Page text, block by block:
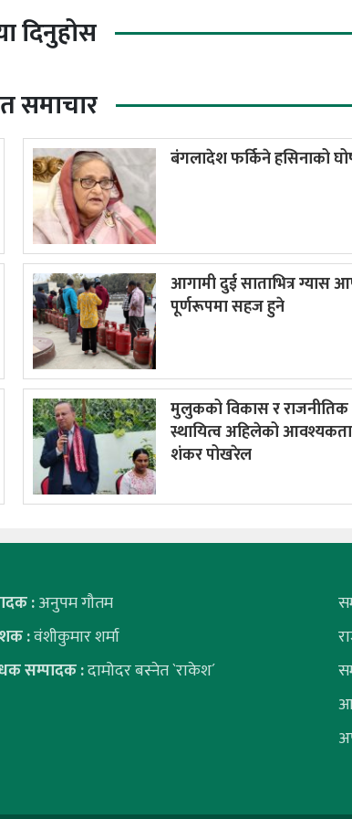
दिनुहोस
समाचार
बंगलादेश फर्किने हसिनाको
आगामी दुई साताभित्र ग्यास
पूर्णरूपमा सहज हुने
मुलुकको विकास र राजनीतिक
स्थायित्व अहिलेको आवश्यकता
शंकर पोखरेल
:अनुपम गौतम
:वंशीकुमार शर्मा
सम्पादक :दामोदर बस्नेत `राकेश´